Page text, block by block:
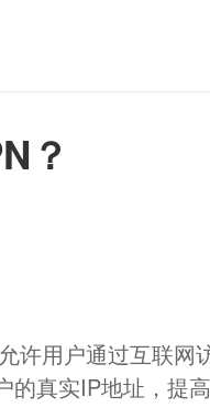
？
许用户通过互联网
的真实IP地址，提